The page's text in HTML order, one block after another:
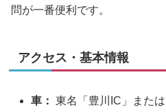
問が一番便利です。
アクセス・基本情報
車： 東名「豊川IC」また